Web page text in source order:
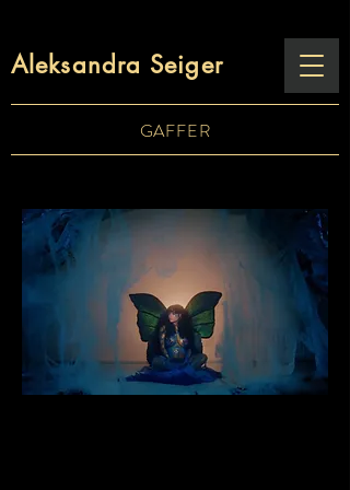
Aleksandra Seiger
GAFFER